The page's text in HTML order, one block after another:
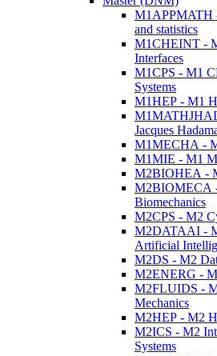
M1APPMATH
and statistics
M1CHEINT -
Interfaces
M1CPS - M1
Systems
M1HEP - M1
Jacques
M1MECHA -
M1MIE - M1
M2BIOHEA -
M2BIOMECA
Biomechanics
M2CPS - M2
M2DATAAI -
Artificial
M2DS - M2
M2ENERG -
M2FLUIDS -
Mechanics
M2HEP - M2
M2ICS - M2
Systems